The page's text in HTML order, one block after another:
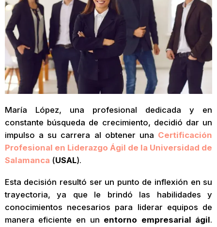
María López, una profesional dedicada y en
constante búsqueda de crecimiento, decidió dar un
impulso a su carrera al obtener una Certificación
Profesional en Liderazgo Ágil de la Universidad de
Salamanca (USAL).
Esta decisión resultó ser un punto de inflexión en su
trayectoria, ya que le brindó las habilidades y
conocimientos necesarios para liderar equipos de
manera eficiente en un entorno empresarial ágil.